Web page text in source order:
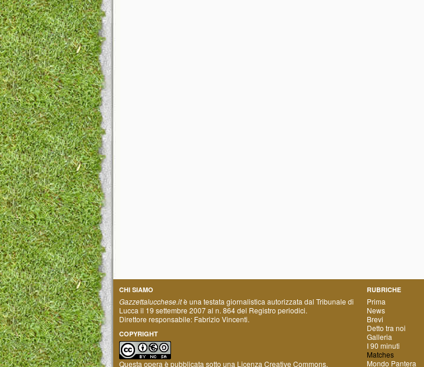
CHI SIAMO
Gazzettalucchese.itè una testata giornalistica autorizzata dal Tribunale di
Lucca il 19 settembre 2007 al n. 864 del Registro periodici.
Direttore responsabile: Fabrizio Vincenti.
COPYRIGHT
Questa opera è pubblicata sotto una Licenza Creative Commons.
RUBRICHE
Prima
News
Brevi
Detto tra noi
Galleria
I 90 minuti
Matches
Mondo Pantera